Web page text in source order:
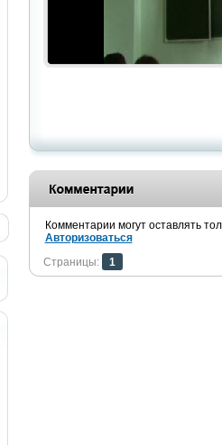
Комментарии могут оставлять
Авторизоваться
Страницы:
1